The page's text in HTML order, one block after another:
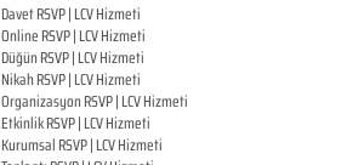
Davet RSVP | LCV Hizmeti
OnlineRSVP |LCV Hizmeti
DüğünRSVP |LCV Hizmeti
NikahRSVP |LCV Hizmeti
OrganizasyonRSVP |LCV Hizmeti
EtkinlikRSVP |LCV Hizmeti
KurumsalRSVP |LCV Hizmeti